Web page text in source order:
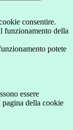
consentire.
funzionamento della
potete
essere
della cookie